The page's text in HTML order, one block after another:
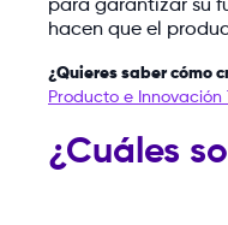
para garantizar su
hacen que el
¿Quieres saber cómo
Producto e Innovación
¿Cuáles